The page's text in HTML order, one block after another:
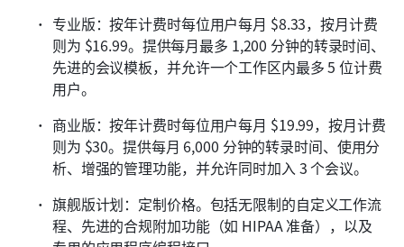
专业版：按年计费时每位用户每月 $8.33，按月计费
则为 $16.99。提供每月最多 1,200 分钟的转录时间、
先进的会议模板，并允许一个工作区内最多 5 位计费
用户。
商业版：按年计费时每位用户每月 $19.99，按月计费
则为 $30。提供每月 6,000 分钟的转录时间、使用分
析、增强的管理功能，并允许同时加入 3 个会议。
旗舰版计划：定制价格。包括无限制的自定义工作流
程、先进的合规附加功能（如 HIPAA 准备），以及